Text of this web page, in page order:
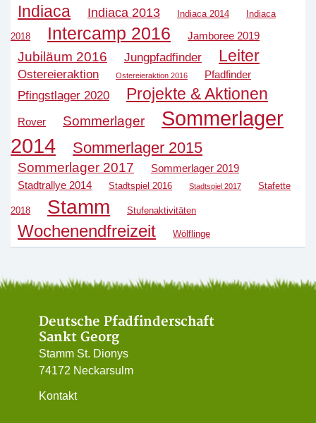
Indiaca Indiaca 2013 Indiaca 2014 Indiaca
2018 Intercamp 2016 Jamboree 2019
Jubiläum 2016 Jungpfadfinder Leiter
Ostereieraktion Ostereieraktion 2016 Pfadfinder
Pfingstlager 2020 Projekte & Aktionen
Rover Sommerlager
Sommerlager
2014
Sommerlager 2015
Sommerlager 2017
Sommerlager 2019
Stadtrallye 2014
Stadtspiel 2016 Stadtspiel 2017 Stafette
2018 Stamm Stufenaktivitäten
Wochenendfreizeit Wölflinge
Deutsche Pfadfinderschaft
Sankt Georg
Stamm St. Dionys
74172 Neckarsulm
Kontakt